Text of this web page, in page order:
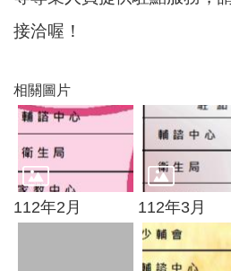
資
訊
機
關
通
訊
錄
相
關
接洽喔！
相關圖片
112年2月 112年3月